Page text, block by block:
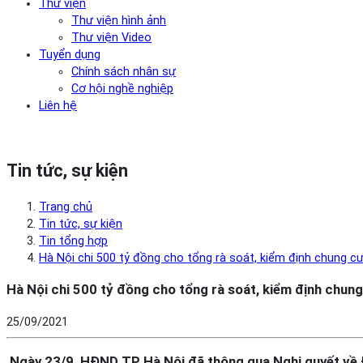
Thư viện
Thư viện hình ảnh
Thư viện Video
Tuyển dụng
Chính sách nhân sự
Cơ hội nghề nghiệp
Liên hệ
Tin tức, sự kiện
Trang chủ
Tin tức, sự kiện
Tin tổng hợp
Hà Nội chi 500 tỷ đồng cho tổng rà soát, kiểm định chung
Hà Nội chi 500 tỷ đồng cho tổng rà soát, kiểm định
25/09/2021